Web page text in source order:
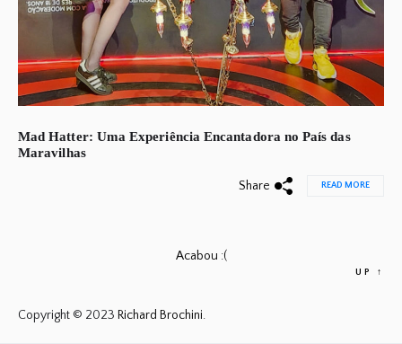
Mad Hatter: Uma Experiência Encantadora no País das
Maravilhas
Share READ MORE
Acabou :(
Copyright © 2023 Richard Brochini.
UP ↑